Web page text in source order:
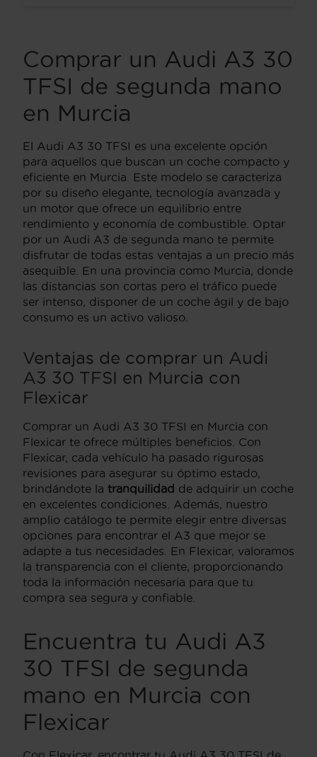
Comprar un Audi A3 30
TFSI de segunda mano
en Murcia
El Audi A3 30 TFSI es una excelente opción
para aquellos que buscan un coche compacto y
eficiente en Murcia. Este modelo se caracteriza
por su diseño elegante, tecnología avanzada y
un motor que ofrece un equilibrio entre
rendimiento y economía de combustible. Optar
por un Audi A3 de segunda mano te permite
disfrutar de todas estas ventajas a un precio más
asequible. En una provincia como Murcia, donde
las distancias son cortas pero el tráfico puede
ser intenso, disponer de un coche ágil y de bajo
consumo es un activo valioso.
Ventajas de comprar un Audi
A3 30 TFSI en Murcia con
Flexicar
Comprar un Audi A3 30 TFSI en Murcia con
Flexicar te ofrece múltiples beneficios. Con
Flexicar, cada vehículo ha pasado rigurosas
revisiones para asegurar su óptimo estado,
brindándote la tranquilidad de adquirir un coche
en excelentes condiciones. Además, nuestro
amplio catálogo te permite elegir entre diversas
opciones para encontrar el A3 que mejor se
adapte a tus necesidades. En Flexicar, valoramos
la transparencia con el cliente, proporcionando
toda la información necesaria para que tu
compra sea segura y confiable.
Encuentra tu Audi A3
30 TFSI de segunda
mano en Murcia con
Flexicar